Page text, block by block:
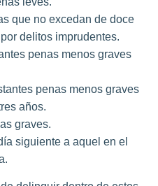
que no excedan de doce
delitos imprudentes.
penas menos graves
penas menos graves
años.
graves.
siguiente a aquel en el